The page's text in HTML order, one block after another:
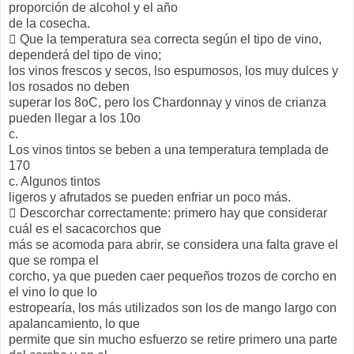
proporción de alcohol y el año
de la cosecha.
 Que la temperatura sea correcta según el tipo de vino,
dependerá del tipo de vino;
los vinos frescos y secos, lso espumosos, los muy dulces y
los rosados no deben
superar los 8oC, pero los Chardonnay y vinos de crianza
pueden llegar a los 10o
c.
Los vinos tintos se beben a una temperatura templada de
170
c. Algunos tintos
ligeros y afrutados se pueden enfriar un poco más.
 Descorchar correctamente: primero hay que considerar
cuál es el sacacorchos que
más se acomoda para abrir, se considera una falta grave el
que se rompa el
corcho, ya que pueden caer pequeños trozos de corcho en
el vino lo que lo
estropearía, los más utilizados son los de mango largo con
apalancamiento, lo que
permite que sin mucho esfuerzo se retire primero una parte